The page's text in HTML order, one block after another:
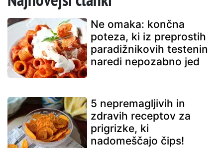
Ne omaka: končna
poteza, ki iz preprostih
paradižnikovih testenin
naredi nepozabno jed
5 nepremagljivih in
zdravih receptov za
prigrizke, ki
nadomeščajo čips!